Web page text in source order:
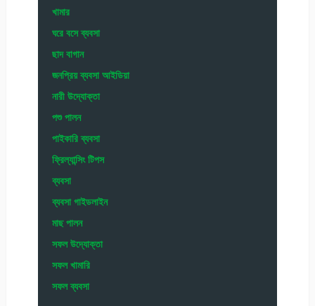
খামার
ঘরে বসে ব্যবসা
ছাদ বাগান
জনপ্রিয় ব্যবসা আইডিয়া
নারী উদ্যোক্তা
পশু পালন
পাইকারি ব্যবসা
ফ্রিল্যান্সিং টিপস
ব্যবসা
ব্যবসা গাইডলাইন
মাছ পালন
সফল উদ্যোক্তা
সফল খামারি
সফল ব্যবসা